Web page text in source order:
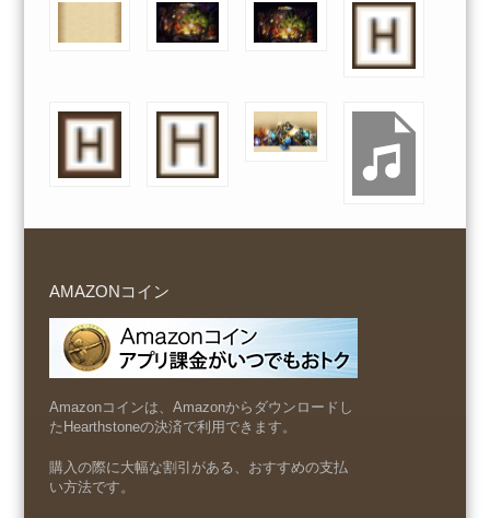
AMAZONコイン
Amazonコインは、Amazonからダウンロードし
たHearthstoneの決済で利用できます。
購入の際に大幅な割引がある、おすすめの支払
い方法です。